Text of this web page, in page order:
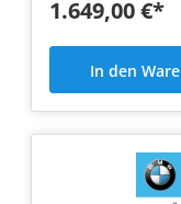
1.649,00 €*
In den